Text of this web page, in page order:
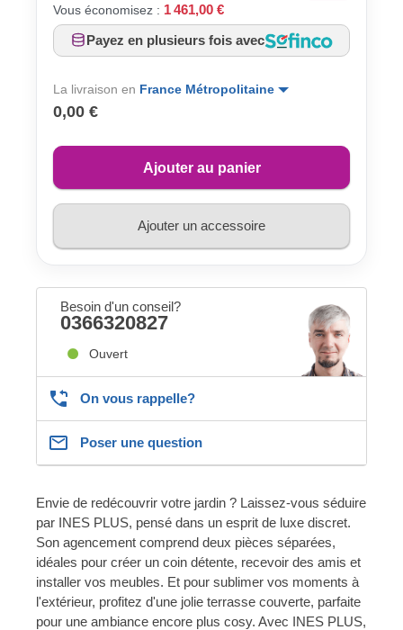
Vous économisez : 1 461,00 €
Payez en plusieurs fois avec
La livraison en France Métropolitaine
0,00 €
Ajouter au panier
Ajouter un accessoire
Besoin d'un conseil?
0366320827
Ouvert
On vous rappelle?
Poser une question
Envie de redécouvrir votre jardin ? Laissez-vous séduire
par INES PLUS, pensé dans un esprit de luxe discret.
Son agencement comprend deux pièces séparées,
idéales pour créer un coin détente, recevoir des amis et
installer vos meubles. Et pour sublimer vos moments à
l'extérieur, profitez d'une jolie terrasse couverte, parfaite
pour une ambiance encore plus cosy. Avec INES PLUS,